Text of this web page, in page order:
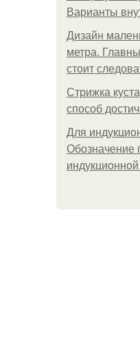
Варианты
Дизайн
метра.
стоит
Стрижка
способ
Для
Обозначение